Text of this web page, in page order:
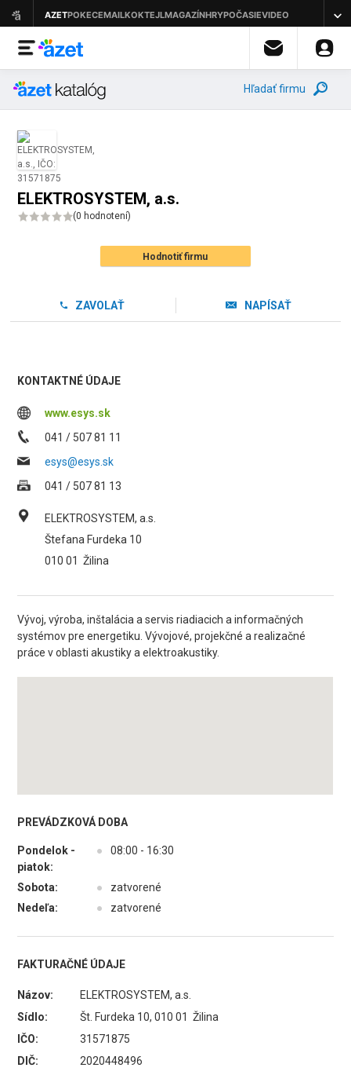
Hľadať firmu
ELEKTROSYSTEM, a.s.
(0 hodnotení)
Hodnotiť firmu
ZAVOLAŤ NAPÍSAŤ
KONTAKTNÉ ÚDAJE
www.esys.sk
041 / 507 81 11
esys@esys.sk
041 / 507 81 13
ELEKTROSYSTEM, a.s.
Štefana Furdeka 10
010 01 Žilina
Vývoj, výroba, inštalácia a servis riadiacich a informačných
systémov pre energetiku. Vývojové, projekčné a realizačné
práce v oblasti akustiky a elektroakustiky.
PREVÁDZKOVÁ DOBA
Pondelok -
piatok:
● 08:00 - 16:30
Sobota: ●
zatvorené
Nedeľa:
● zatvorené
FAKTURAČNÉ ÚDAJE
Názov:
ELEKTROSYSTEM, a.s.
Sídlo:
Št. Furdeka 10, 010 01 Žilina
IČO:
31571875
DIČ:
2020448496